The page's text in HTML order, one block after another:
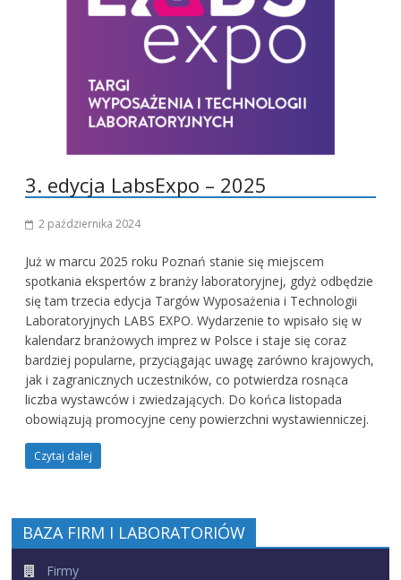
3. edycja LabsExpo – 2025
2 października 2024
Już w marcu 2025 roku Poznań stanie się miejscem
spotkania ekspertów z branży laboratoryjnej, gdyż odbędzie
się tam trzecia edycja Targów Wyposażenia i Technologii
Laboratoryjnych LABS EXPO. Wydarzenie to wpisało się w
kalendarz branżowych imprez w Polsce i staje się coraz
bardziej popularne, przyciągając uwagę zarówno krajowych,
jak i zagranicznych uczestników, co potwierdza rosnąca
liczba wystawców i zwiedzających. Do końca listopada
obowiązują promocyjne ceny powierzchni wystawienniczej.
Czytaj dalej
BAZA FIRM I LABORATORIÓW
Firmy